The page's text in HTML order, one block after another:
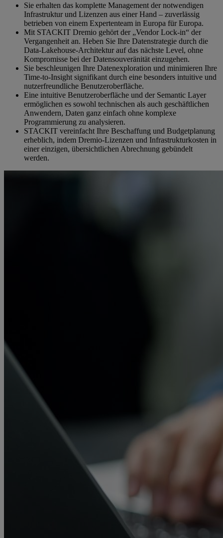
Sie erhalten das komplette Management der notwendigen
Infrastruktur und Lizenzen aus einer Hand – zuverlässig
betrieben von einem Expertenteam in Europa für Europa.
Mit STACKIT Dremio gehört der „Vendor Lock-in“ der
Vergangenheit an. Heben Sie Ihre Datenstrategie durch die
Data-Lakehouse-Architektur auf das nächste Level, ohne
Kompromisse bei der Datensouveränität einzugehen.
Sie beschleunigen Ihre Datenexploration und minimieren Ihre
Time-to-Insight signifikant durch eine besonders intuitive und
nutzerfreundliche Benutzeroberfläche.
Eine intuitive Benutzeroberfläche und der Semantic Layer
ermöglichen es sowohl technischen als auch geschäftlichen
Anwendern, Daten ganz einfach ohne komplexe
Programmierung zu analysieren.
STACKIT vereinfacht Ihre Beschaffung und Budgetplanung
erheblich, indem Dremio-Lizenzen und Infrastrukturkosten in
einer einzigen, übersichtlichen Abrechnung gebündelt
werden.